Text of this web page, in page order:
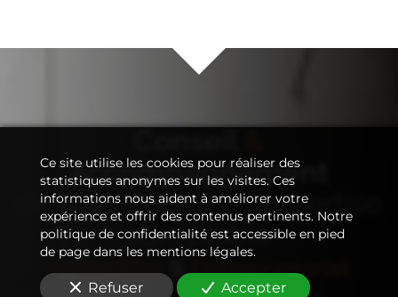
Accompagnement
de votrecabinet d'expertise
comptable
Immobilier &Entreprenariat
Ce site utilise les cookies pour réaliser des
statistiques anonymes sur les visites. Ces
informations nous aident à améliorer votre
expérience et offrir des contenus pertinents. Notre
politique de confidentialité est accessible en pied
de page dans les mentions légales.
Refuser Accepter